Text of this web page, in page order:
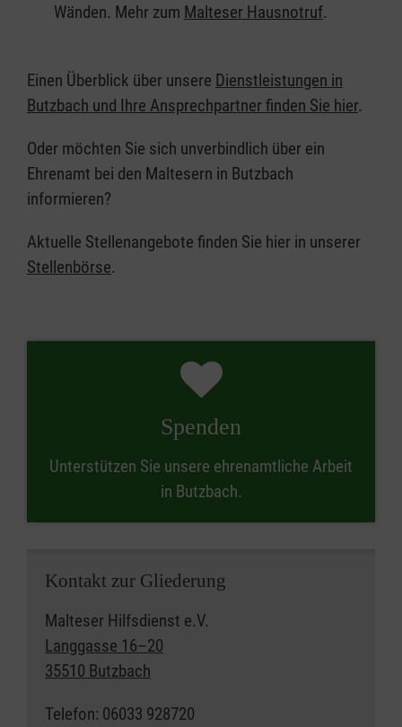
Wänden. Mehr zum Malteser Hausnotruf.
Einen Überblick über unsere Dienstleistungen in
Butzbach und Ihre Ansprechpartner finden Sie hier.
Oder möchten Sie sich unverbindlich über ein
Ehrenamt bei den Maltesern in Butzbach
informieren?
Aktuelle Stellenangebote finden Sie hier in unserer
Stellenbörse.
Spenden
Unterstützen Sie unsere ehrenamtliche Arbeit
in Butzbach.
Kontakt zur Gliederung
Malteser Hilfsdienst e.V.
Langgasse 16–20
35510 Butzbach
Telefon: 06033 928720